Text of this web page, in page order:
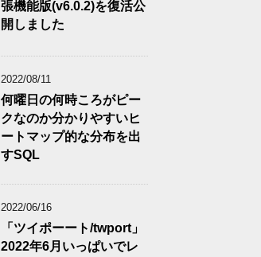
張機能版(v6.0.2)を復活公
開しました
2022/08/11
何曜日の何時ころがピー
クなのか分かりやすいヒ
ートマップ的な分布を出
すSQL
2022/06/16
「ツイポーート/twport」
2022年6月いっぱいでレ